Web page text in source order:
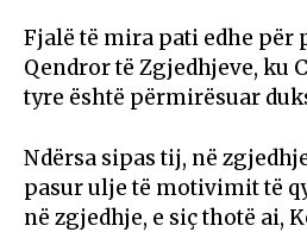
Fjalë të mira pati edhe për
Qendror të Zgjedhjeve, ku
tyre është përmirësuar
Ndërsa sipas tij, në
pasur ulje të motivimit të
në zgjedhje, e siç thotë ai,